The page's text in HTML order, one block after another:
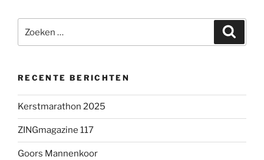
naar:
RECENTE BERICHTEN
Kerstmarathon 2025
ZINGmagazine 117
Goors Mannenkoor